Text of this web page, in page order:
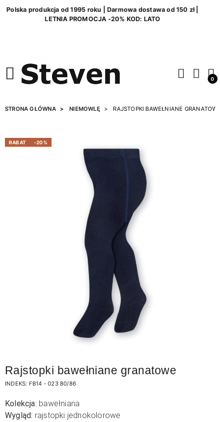
Polska produkcja od 1995 roku | Darmowa dostawa od 150 zł |
LETNIA PROMOCJA -20% KOD: LATO
0
STRONA GŁÓWNA NIEMOWLĘ RAJSTOPKI BAWEŁNIANE
RABAT -20%
Rajstopki bawełniane granatowe
INDEKS: FB14 - 023 80/86
Kolekcja: bawełniana
Wygląd: rajstopki jednokolorowe